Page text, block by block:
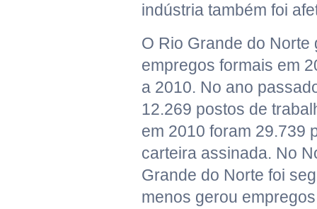
indústria também foi
O Rio Grande do Norte
empregos formais em
a 2010. No ano
12.269 postos de
em 2010 foram 29.739
carteira assinada. No
Grande do Norte foi
menos gerou